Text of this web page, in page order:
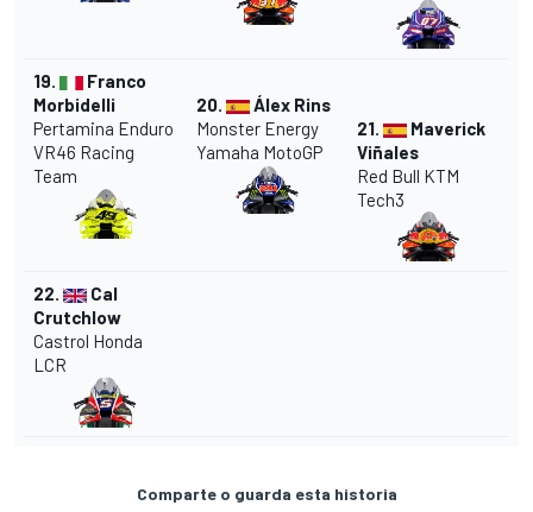
19.
Franco
Morbidelli
Pertamina Enduro
VR46 Racing
Team
20.
Álex Rins
Monster Energy
Yamaha MotoGP
21.
Maverick
Viñales
Red Bull KTM
Tech3
22.
Cal
Crutchlow
Castrol Honda
LCR
Comparte o guarda esta historia